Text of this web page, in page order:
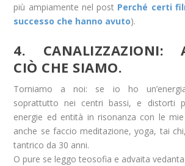
più ampiamente nel post Perché certi
successo che hanno avuto).
4. CANALIZZAZIONI:
CIÒ CHE SIAMO.
Torniamo a noi: se io ho
soprattutto nei centri bassi, e distorti
energie ed entità in risonanza con le
anche se faccio meditazione, yoga, tai
tantrico da 30 anni.
O pure se leggo teosofia e advaita